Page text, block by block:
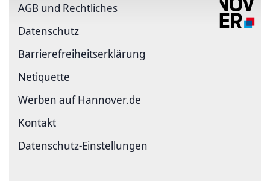
AGB und Rechtliches
Datenschutz
Barriere­freiheits­erklärung
Netiquette
Werben auf Hannover.de
Kontakt
Datenschutz-Einstellungen